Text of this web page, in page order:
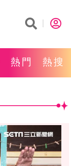
熱門 熱搜